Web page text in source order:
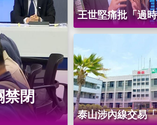
禁閉
王世堅痛批「過
台股流動性殺手
改革建言
泰山涉內線交易
台彩新刮刮樂祭
萬本吸經銷商搶